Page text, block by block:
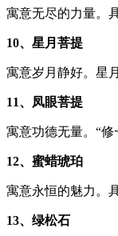
寓意无尽的力量。
10、星月菩提
寓意岁月静好。星
11、凤眼菩提
寓意功德无量。“
12、蜜蜡琥珀
寓意永恒的魅力。
13、绿松石